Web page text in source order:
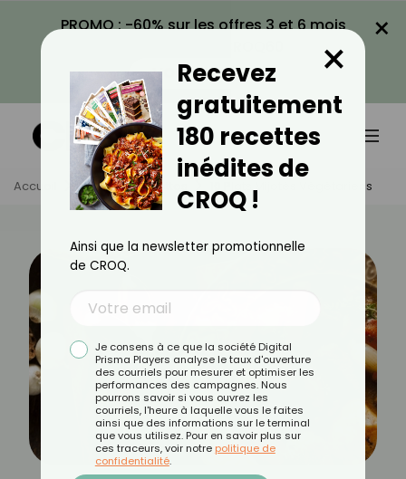
PROMO : -60% sur les offres 3 et 6 mois
VOIR LA PROMO
×
Accueil Actus Recettes 10 Plats Mijotés Végétariens
Recevez
gratuitement
180 recettes
inédites de
CROQ !
×
Ainsi que la newsletter promotionnelle
de CROQ.
Je consens à ce que la société Digital
Prisma Players analyse le taux d'ouverture
des courriels pour mesurer et optimiser les
performances des campagnes. Nous
pourrons savoir si vous ouvrez les
courriels, l'heure à laquelle vous le faites
ainsi que des informations sur le terminal
que vous utilisez. Pour en savoir plus sur
ces traceurs, voir notre politique de
confidentialité.